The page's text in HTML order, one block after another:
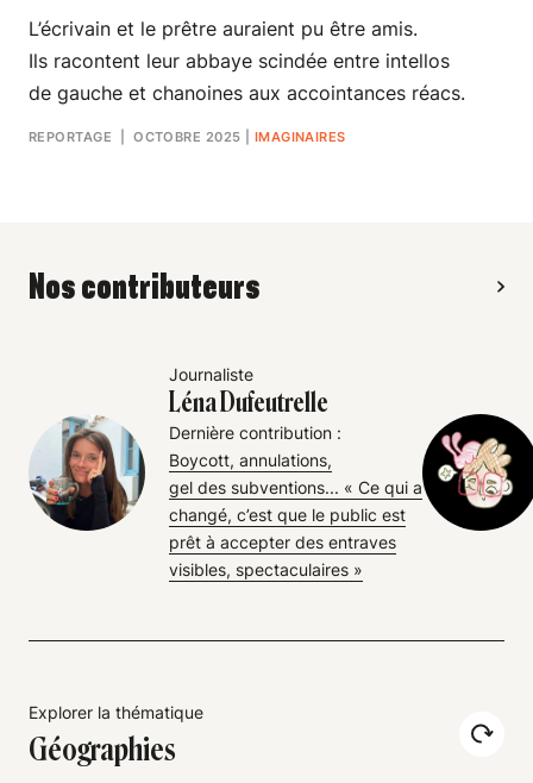
L’écrivain et le prêtre auraient pu être amis.
Ils racontent leur abbaye scindée entre intellos
de gauche et chanoines aux accointances réacs.
REPORTAGE | OCTOBRE 2025 IMAGINAIRES
Nos contributeurs
Journaliste
Léna Dufeutrelle
Dernière contribution :
Boycott, annulations,
gel des subventions... « Ce qui a
changé, c’est que le public est
prêt à accepter des entraves
visibles, spectaculaires »
Explorer la thématique
Géographies